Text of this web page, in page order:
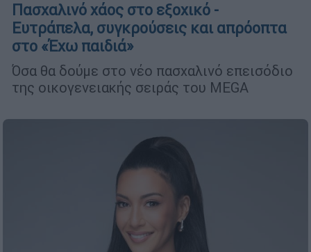
Πασχαλινό χάος στο εξοχικό -
Ευτράπελα, συγκρούσεις και απρόοπτα
στο «Έχω παιδιά»
Όσα θα δούμε στο νέο πασχαλινό επεισόδιο
της οικογενειακής σειράς του MEGA